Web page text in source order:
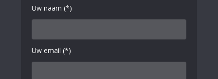
Uw naam (*)
Uw email (*)